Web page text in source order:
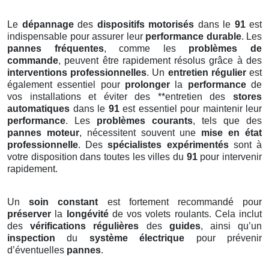
Le dépannagedes dispositifs motorisés dans le 91est
indispensable pour assurer leur performance durable. Les
pannes fréquentes, comme les problèmes de
commande, peuvent être rapidement résolus grâce à des
interventions professionnelles. Un entretien régulierest
également essentiel pour prolonger la performancede
vos installations et éviter des **entretien des stores
automatiques dans le 91est essentiel pour maintenir leur
performance. Les problèmes courants, tels que des
pannes moteur, nécessitent souvent une mise en état
professionnelle. Desspécialistes expérimentéssont à
votre disposition dans toutes les villes du 91pour intervenir
rapidement.
Unsoin constant est fortement recommandé pour
préserver la longévitéde vos volets roulants. Cela inclut
desvérifications régulières des guides, ainsi qu’un
inspection du système électrique pour prévenir
d’éventuelles pannes.